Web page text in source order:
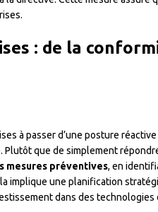
: de la
à passer d’une posture réactive
Plutôt que de simplement
mesures préventives, en
implique une planification
dans des technologies